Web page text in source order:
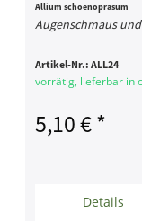
Allium schoenoprasum
Augenschmaus
Artikel-Nr.:ALL24
vorrätig, lieferbar in
5,10 € *
Details